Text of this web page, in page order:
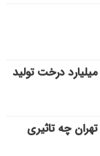
درخت تولید
چه تاثیری